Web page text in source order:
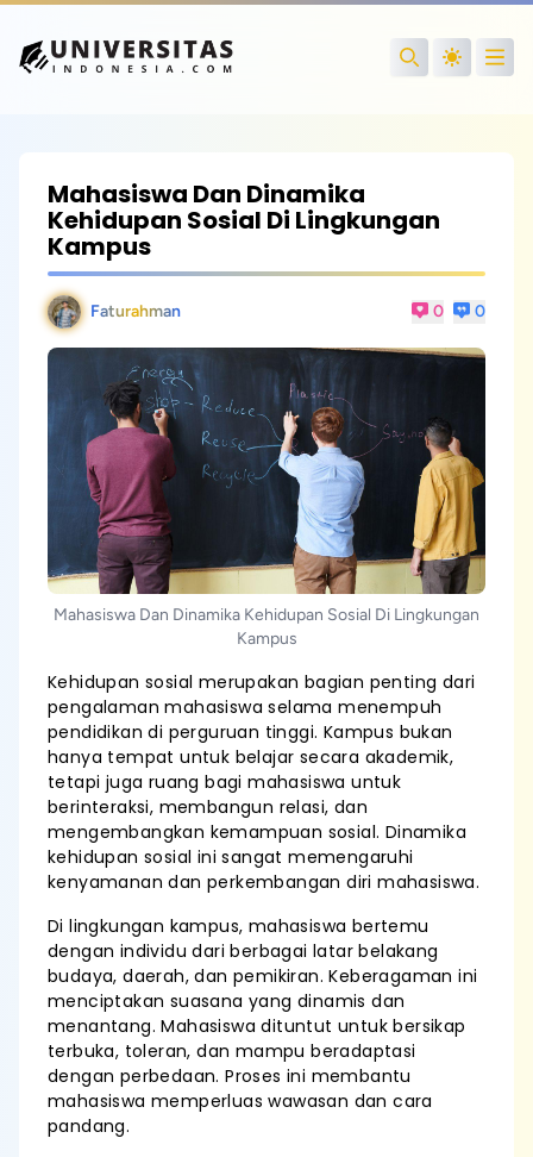
Search
Mahasiswa Dan Dinamika
Kehidupan Sosial Di Lingkungan
Kampus
Faturahman 0 0
Mahasiswa Dan Dinamika Kehidupan Sosial Di Lingkungan
Kampus
Kehidupan sosial merupakan bagian penting dari
pengalaman mahasiswa selama menempuh
pendidikan di perguruan tinggi. Kampus bukan
hanya tempat untuk belajar secara akademik,
tetapi juga ruang bagi mahasiswa untuk
berinteraksi, membangun relasi, dan
mengembangkan kemampuan sosial. Dinamika
kehidupan sosial ini sangat memengaruhi
kenyamanan dan perkembangan diri mahasiswa.
Di lingkungan kampus, mahasiswa bertemu
dengan individu dari berbagai latar belakang
budaya, daerah, dan pemikiran. Keberagaman ini
menciptakan suasana yang dinamis dan
menantang. Mahasiswa dituntut untuk bersikap
terbuka, toleran, dan mampu beradaptasi
dengan perbedaan. Proses ini membantu
mahasiswa memperluas wawasan dan cara
pandang.